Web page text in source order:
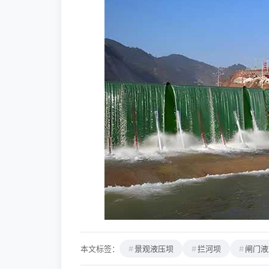
本文标签： 景观液压坝 拦河坝 闸门